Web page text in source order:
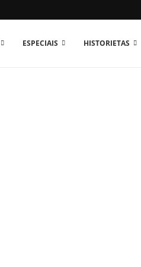
ESPECIAIS HISTORIETAS